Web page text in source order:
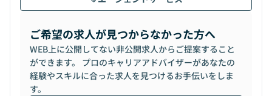
ご希望の求人が見つからなかった方へ
WEB上に公開してない非公開求人からご提案すること
ができます。 プロのキャリアアドバイザーがあなたの
経験やスキルに合った求人を見つけるお手伝いをしま
す。